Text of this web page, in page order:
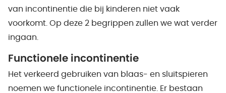
van incontinentie die bij kinderen niet vaak
voorkomt. Op deze 2 begrippen zullen we wat verder
ingaan.
Functionele incontinentie
Het verkeerd gebruiken van blaas- en sluitspieren
noemen we functionele incontinentie. Er bestaan